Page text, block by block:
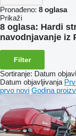
Pronađeno: 8 oglasa
Prikaži
8 oglasa: Hardi
navodnjavanje iz
Filter
Sortiranje: Datum
Datum objavljivanja
prvo novi Godina